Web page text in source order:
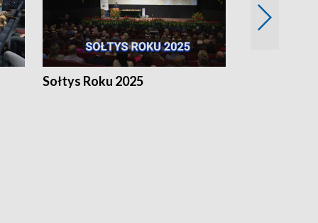
Sołtys Roku 2025